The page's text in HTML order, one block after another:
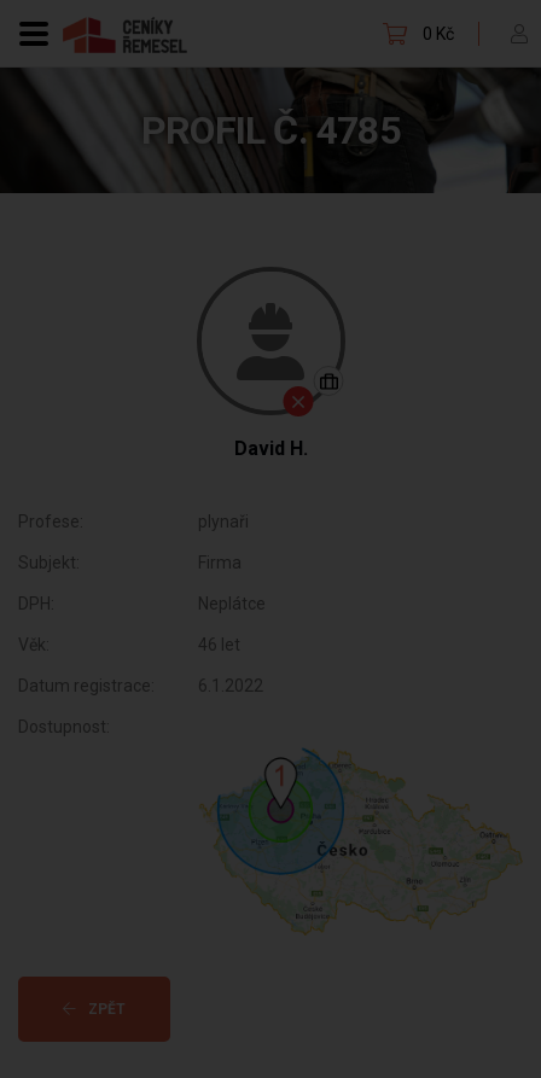
0 Kč
PROFIL Č. 4785
David H.
Profese: plynaři
Subjekt: Firma
DPH: Neplátce
Věk: 46 let
Datum registrace: 6.1.2022
Dostupnost:
ZPĚT